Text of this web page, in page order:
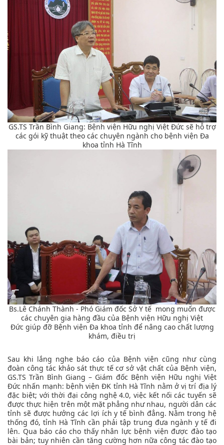
GS.TS Trần Bình Giang: Bệnh viện Hữu nghị Việt Đức sẽ hỗ trợ
các gói kỹ thuật theo các chuyên ngành cho bệnh viện Đa
khoa tỉnh Hà Tĩnh
Bs.Lê Chánh Thành - Phó Giám đốc Sở Y tế mong muốn được
các chuyên gia hàng đầu của Bệnh viện Hữu nghị Việt
Đức giúp đỡ Bệnh viện Đa khoa tỉnh để nâng cao chất lượng
khám, điều trị
Sau khi lắng nghe báo cáo của Bệnh viện cũng như cùng
đoàn công tác khảo sát thực tế cơ sở vật chất của Bệnh viện,
GS.TS Trần Bình Giang – Giám đốc Bệnh viện Hữu nghị Việt
Đức nhấn mạnh: bệnh viện ĐK tỉnh Hà Tĩnh nằm ở vị trí địa lý
đặc biệt; với thời đại công nghệ 4.0, việc kết nối các tuyến sẽ
được thực hiện trên một mặt phẳng như nhau, người dân các
tỉnh sẽ được hưởng các lợi ích y tế bình đẳng. Nằm trong hệ
thống đó, tỉnh Hà Tĩnh cần phải tập trung đưa ngành y tế đi
lên. Qua báo cáo cho thấy nhân lực bệnh viện được đào tạo
bài bản; tuy nhiên cần tăng cường hơn nữa công tác đào tạo